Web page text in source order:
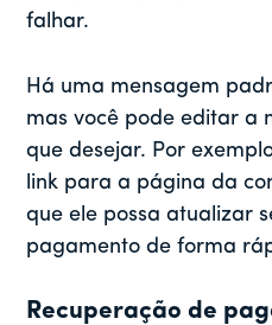
falhar.
Há uma mensagem
mas você pode editar a
que desejar. Por
link para a página da
que ele possa atualizar
pagamento de forma
Recuperação de